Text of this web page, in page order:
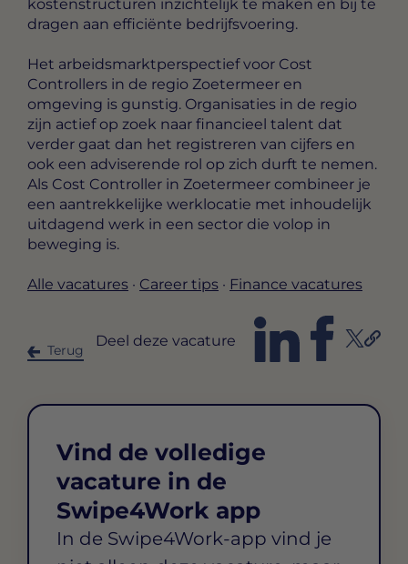
kostenstructuren inzichtelijk te maken en bij te
dragen aan efficiënte bedrijfsvoering.
Het arbeidsmarktperspectief voor Cost
Controllers in de regio Zoetermeer en
omgeving is gunstig. Organisaties in de regio
zijn actief op zoek naar financieel talent dat
verder gaat dan het registreren van cijfers en
ook een adviserende rol op zich durft te nemen.
Als Cost Controller in Zoetermeer combineer je
een aantrekkelijke werklocatie met inhoudelijk
uitdagend werk in een sector die volop in
beweging is.
Alle vacatures · Career tips · Finance vacatures
Terug
Deel deze vacature
Vind de volledige
vacature in de
Swipe4Work app
In de Swipe4Work-app vind je